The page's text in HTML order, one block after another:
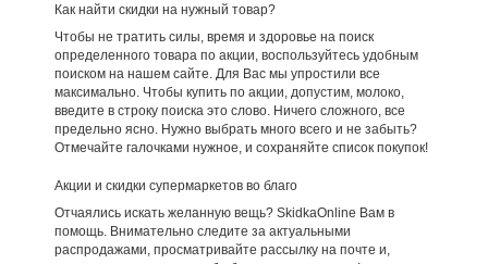
Как найти скидки на нужный товар?
Чтобы не тратить силы, время и здоровье на поиск
определенного товара по акции, воспользуйтесь удобным
поиском на нашем сайте. Для Вас мы упростили все
максимально. Чтобы купить по акции, допустим, молоко,
введите в строку поиска это слово. Ничего сложного, все
предельно ясно. Нужно выбрать много всего и не забыть?
Отмечайте галочками нужное, и сохраняйте список покупок!
Акции и скидки супермаркетов во благо
Отчаялись искать желанную вещь? SkidkaOnline Вам в
помощь. Внимательно следите за актуальными
распродажами, просматривайте рассылку на почте и,